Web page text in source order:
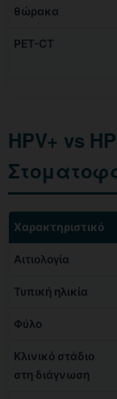
θώρακα
PET-CT
HPV+ vs
Χαρακτηριστικό
Αιτιολογία
Τυπική ηλικία
Φύλο
Κλινικό στάδιο
στη διάγνωση